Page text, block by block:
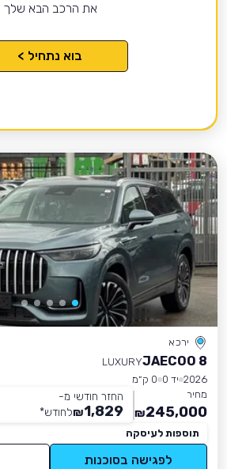
את הרכב הבא שלך
בוא נתחיל >
ירכא
JAECOO 8
LUXURY
2026 יד 0
0 ק״מ
מחיר
245,000
₪
החזר חודשי מ-
1,829
₪לחודש*
תוספות לעיסקה
לפגישה בסוכנות